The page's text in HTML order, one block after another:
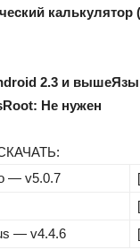
2.3 и выше
Root: Не нужен
— v5.0.7
— v4.4.6